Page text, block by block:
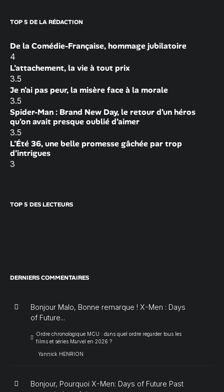
TOP 5 DE LA RÉDACTION
De la Comédie-Française, hommage jubilatoire
4
L’attachement, la vie à tout prix
3.5
Je n’ai pas peur, la misère face à la morale
3.5
Spider-Man : Brand New Day, le retour d’un héros
qu’on avait presque oublié d’aimer
3.5
L’Été 36, une belle promesse gâchée par trop
d’intrigues
3
TOP 5 DES LECTEURS
DERNIERS COMMENTAIRES
Bonjour Malo, Bonne remarque ! X-Men : Days
of Future...
Ordre chronologique MCU : dans quel ordre regarder tous les
films et séries Marvel en 2026 ?
Yannick HENRION
Bonjour, Pourquoi X-Men: Days of Future Past